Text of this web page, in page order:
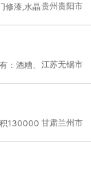
准系列——深
打开，装拆方便，不
有Q235，430，30
贵州贵阳市
修漆,水晶
江苏无锡市
：酒糟、
旋过滤离心机，PT
螺旋输送机以及污泥
品、制药、环保、冶
甘肃兰州市
130000
职工667人，其中高
业中具有高知 名度